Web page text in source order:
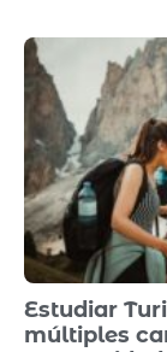
Estudiar
múltiples